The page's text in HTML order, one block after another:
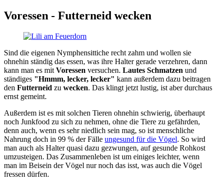
Voressen - Futterneid wecken
Sind die eigenen Nymphensittiche recht zahm und wollen sie
ohnehin ständig das essen, was ihre Halter gerade verzehren, dann
kann man es mit Voressen versuchen. Lautes Schmatzen und
ständiges "Hmmm, lecker, lecker" kann außerdem dazu beitragen
den Futterneid zu wecken. Das klingt jetzt lustig, ist aber durchaus
ernst gemeint.
Außerdem ist es mit solchen Tieren ohnehin schwierig, überhaupt
noch Junkfood zu sich zu nehmen, ohne die Tiere zu gefährden,
denn auch, wenn es sehr niedlich sein mag, so ist menschliche
Nahrung doch in 99 % der Fälle ungesund für die Vögel. So wird
man auch als Halter quasi dazu gezwungen, auf gesunde Rohkost
umzusteigen. Das Zusammenleben ist um einiges leichter, wenn
man im Beisein der Vögel nur noch das isst, was auch die Vögel
fressen dürfen.